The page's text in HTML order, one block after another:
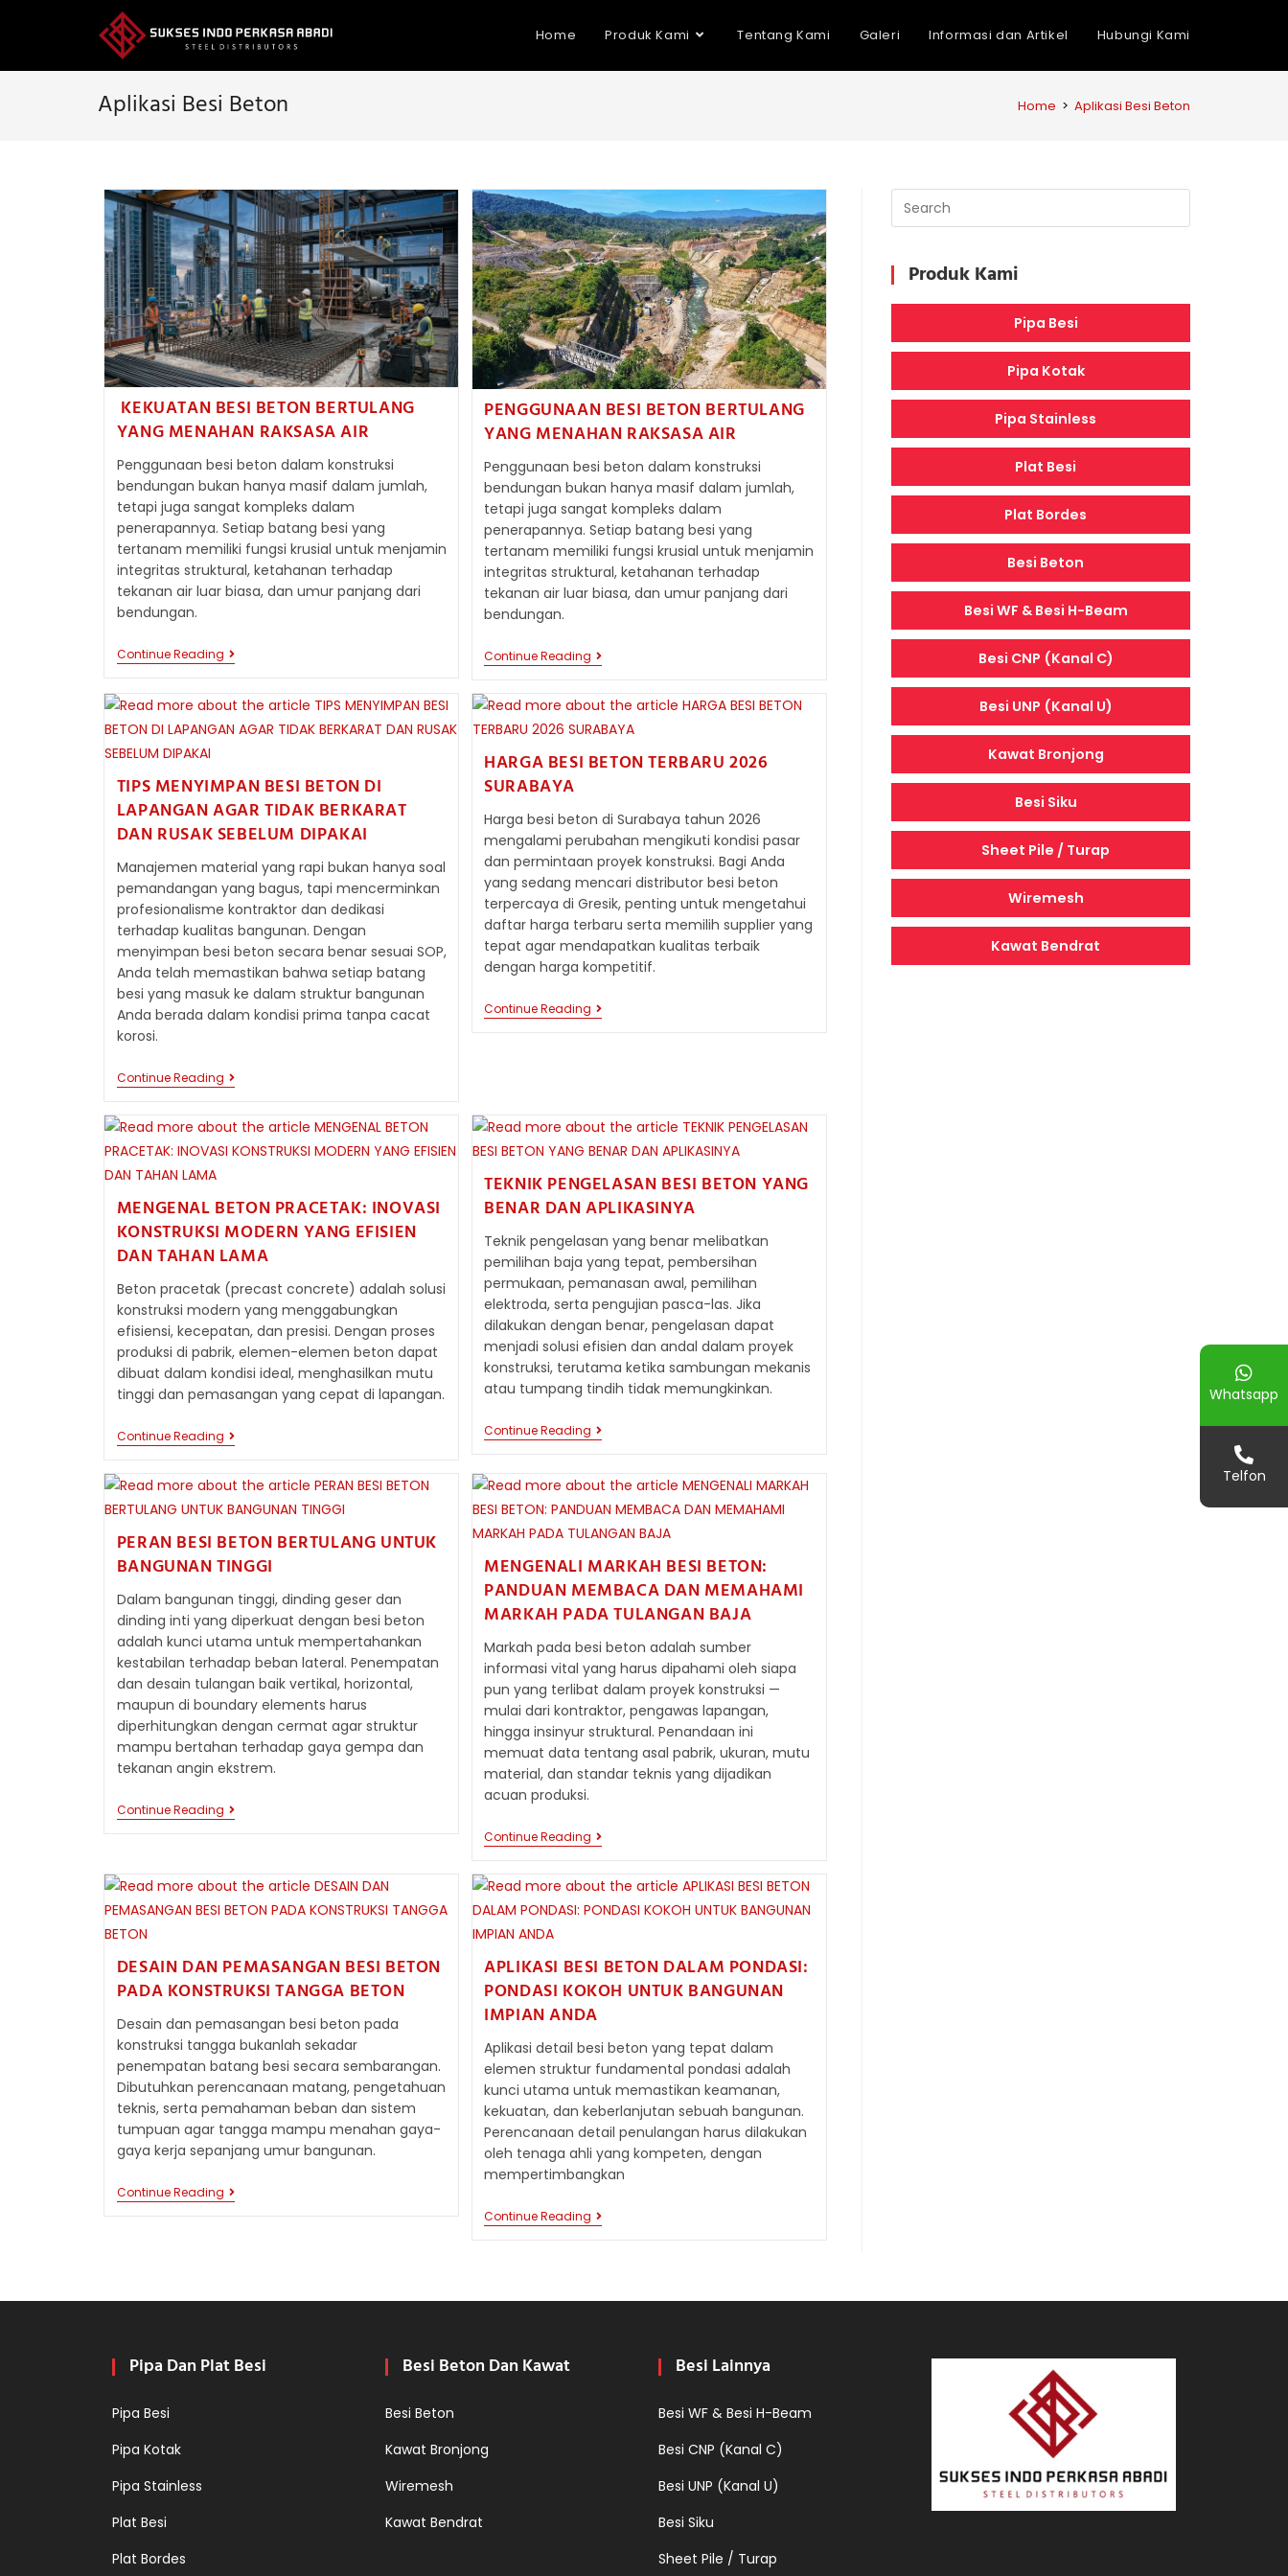
Home Produk Kami Tentang Kami Galeri Informasi dan Artikel Hubungi Kami
Aplikasi Besi Beton Home > Aplikasi Besi Beton
KEKUATAN BESI BETON BERTULANG
YANG MENAHAN RAKSASA AIR
Penggunaan besi beton dalam konstruksi
bendungan bukan hanya masif dalam jumlah,
tetapi juga sangat kompleks dalam
penerapannya. Setiap batang besi yang
tertanam memiliki fungsi krusial untuk menjamin
integritas struktural, ketahanan terhadap
tekanan air luar biasa, dan umur panjang dari
bendungan.
Continue ReadingKEKUATAN
BESI
BERTULANG
YANG
MENAHAN
PENGGUNAAN BESI BETON BERTULANG
YANG MENAHAN RAKSASA AIR
Penggunaan besi beton dalam konstruksi
bendungan bukan hanya masif dalam jumlah,
tetapi juga sangat kompleks dalam
penerapannya. Setiap batang besi yang
tertanam memiliki fungsi krusial untuk menjamin
integritas struktural, ketahanan terhadap
tekanan air luar biasa, dan umur panjang dari
bendungan.
Continue Reading PENGGUNAAN
BESI
BERTULANG
MENAHAN
AIR
TIPS MENYIMPAN BESI BETON DI
LAPANGAN AGAR TIDAK BERKARAT
DAN RUSAK SEBELUM DIPAKAI
Manajemen material yang rapi bukan hanya soal
pemandangan yang bagus, tapi mencerminkan
profesionalisme kontraktor dan dedikasi
terhadap kualitas bangunan. Dengan
menyimpan besi beton secara benar sesuai SOP,
Anda telah memastikan bahwa setiap batang
besi yang masuk ke dalam struktur bangunan
Anda berada dalam kondisi prima tanpa cacat
korosi.
Continue ReadingTIPS
MENYIMPAN
BETON
LAPANGAN
BERKARAT
DAN
RUSAK
SEBELUM
DIPAKAI
HARGA BESI BETON TERBARU 2026
SURABAYA
Harga besi beton di Surabaya tahun 2026
mengalami perubahan mengikuti kondisi pasar
dan permintaan proyek konstruksi. Bagi Anda
yang sedang mencari distributor besi beton
terpercaya di Gresik, penting untuk mengetahui
daftar harga terbaru serta memilih supplier yang
tepat agar mendapatkan kualitas terbaik
dengan harga kompetitif.
Continue Reading HARGA
BESI
MENGENAL BETON PRACETAK: INOVASI
KONSTRUKSI MODERN YANG EFISIEN
DAN TAHAN LAMA
Beton pracetak (precast concrete) adalah solusi
konstruksi modern yang menggabungkan
efisiensi, kecepatan, dan presisi. Dengan proses
produksi di pabrik, elemen-elemen beton dapat
dibuat dalam kondisi ideal, menghasilkan mutu
tinggi dan pemasangan yang cepat di lapangan.
Continue ReadingMENGENAL
BETON
INOVASI
MODERN
EFISIEN
DAN
TAHAN
LAMA
TEKNIK PENGELASAN BESI BETON YANG
BENAR DAN APLIKASINYA
Teknik pengelasan yang benar melibatkan
pemilihan baja yang tepat, pembersihan
permukaan, pemanasan awal, pemilihan
elektroda, serta pengujian pasca-las. Jika
dilakukan dengan benar, pengelasan dapat
menjadi solusi efisien dan andal dalam proyek
konstruksi, terutama ketika sambungan mekanis
atau tumpang tindih tidak memungkinkan.
Continue Reading TEKNIK
PENGELASAN
BETON
YANG
BENAR
APLIKASINYA
PERAN BESI BETON BERTULANG UNTUK
BANGUNAN TINGGI
Dalam bangunan tinggi, dinding geser dan
dinding inti yang diperkuat dengan besi beton
adalah kunci utama untuk mempertahankan
kestabilan terhadap beban lateral. Penempatan
dan desain tulangan baik vertikal, horizontal,
maupun di boundary elements harus
diperhitungkan dengan cermat agar struktur
mampu bertahan terhadap gaya gempa dan
tekanan angin ekstrem.
Continue ReadingPERAN
BESI
BANGUNAN
TINGGI
MENGENALI MARKAH BESI BETON:
PANDUAN MEMBACA DAN MEMAHAMI
MARKAH PADA TULANGAN BAJA
Markah pada besi beton adalah sumber
informasi vital yang harus dipahami oleh siapa
pun yang terlibat dalam proyek konstruksi —
mulai dari kontraktor, pengawas lapangan,
hingga insinyur struktural. Penandaan ini
memuat data tentang asal pabrik, ukuran, mutu
material, dan standar teknis yang dijadikan
acuan produksi.
Continue Reading MENGENALI
MARKAH
BETON:
MEMBACA
MARKAH
PADA
TULANGAN
BAJA
DESAIN DAN PEMASANGAN BESI BETON
PADA KONSTRUKSI TANGGA BETON
Desain dan pemasangan besi beton pada
konstruksi tangga bukanlah sekadar
penempatan batang besi secara sembarangan.
Dibutuhkan perencanaan matang, pengetahuan
teknis, serta pemahaman beban dan sistem
tumpuan agar tangga mampu menahan gaya-
gaya kerja sepanjang umur bangunan.
Continue ReadingDESAIN
DAN
TANGGA
APLIKASI BESI BETON DALAM PONDASI:
PONDASI KOKOH UNTUK BANGUNAN
IMPIAN ANDA
Aplikasi detail besi beton yang tepat dalam
elemen struktur fundamental pondasi adalah
kunci utama untuk memastikan keamanan,
kekuatan, dan keberlanjutan sebuah bangunan.
Perencanaan detail penulangan harus dilakukan
oleh tenaga ahli yang kompeten, dengan
mempertimbangkan
Continue Reading APLIKASI
BESI
Produk Kami
Pipa Besi
Pipa Kotak
Pipa Stainless
Plat Besi
Plat Bordes
Besi Beton
Besi WF & Besi H-Beam
Besi CNP (Kanal C)
Besi UNP (Kanal U)
Kawat Bronjong
Besi Siku
Sheet Pile / Turap
Wiremesh
Kawat Bendrat
Pipa Dan Plat Besi
Pipa Besi
Pipa Kotak
Pipa Stainless
Plat Besi
Plat Bordes
Besi Beton Dan Kawat
Besi Beton
Kawat Bronjong
Wiremesh
Kawat Bendrat
Besi Lainnya
Besi WF & Besi H-Beam
Besi CNP (Kanal C)
Besi UNP (Kanal U)
Besi Siku
Sheet Pile / Turap
Whatsapp
Telfon